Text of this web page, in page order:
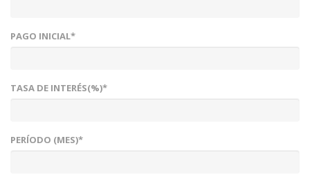
PAGO INICIAL*
TASA DE INTERÉS(%)*
PERÍODO (MES)*